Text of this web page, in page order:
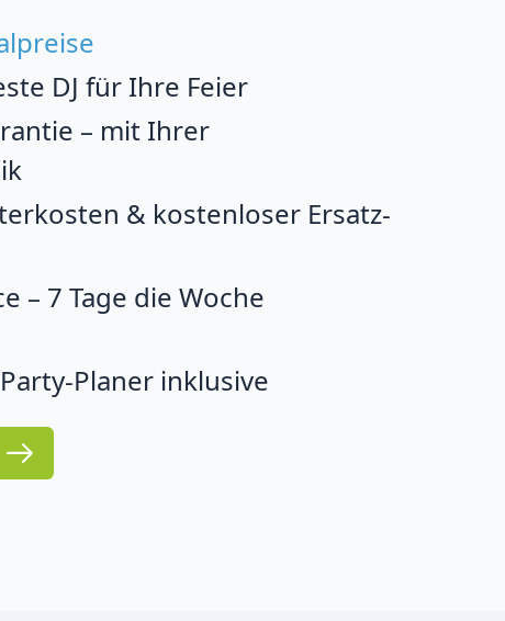
DJ für Ihre Feier
– mit Ihrer
& kostenloser Ersatz-
– 7 Tage die Woche
Planer inklusive